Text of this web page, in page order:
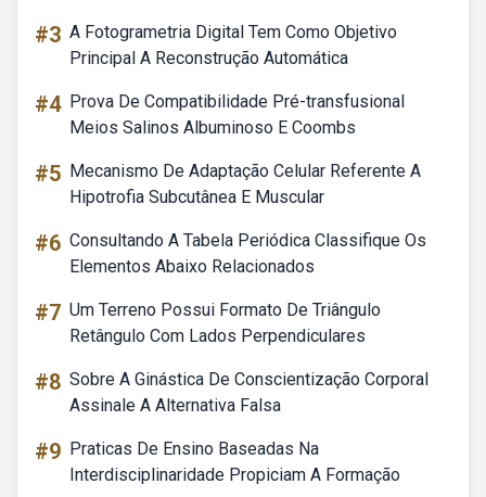
#3 A Fotogrametria Digital Tem Como Objetivo
Principal A Reconstrução Automática
#4 Prova De Compatibilidade Pré-transfusional
Meios Salinos Albuminoso E Coombs
#5 Mecanismo De Adaptação Celular Referente A
Hipotrofia Subcutânea E Muscular
#6 Consultando A Tabela Periódica Classifique Os
Elementos Abaixo Relacionados
#7 Um Terreno Possui Formato De Triângulo
Retângulo Com Lados Perpendiculares
#8 Sobre A Ginástica De Conscientização Corporal
Assinale A Alternativa Falsa
#9 Praticas De Ensino Baseadas Na
Interdisciplinaridade Propiciam A Formação